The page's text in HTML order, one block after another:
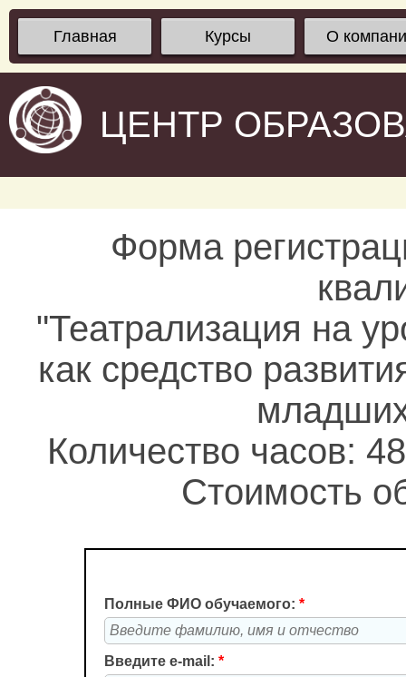
Главная Курсы О
ЦЕНТР
Форма
"Театрализация на
как средство
Количество часов:
Стоимость
Полные ФИО обучаемого: *
Введите e-mail: *